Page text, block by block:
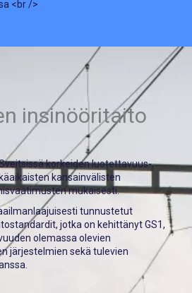
<br />
insinööritaito
korkeiden luotettavuus-,
kansainvälisten
mukaisesti.
tunnustetut
jotka on kehittänytGS1,
olemassa olevien
järjestelmien sekä tulevien